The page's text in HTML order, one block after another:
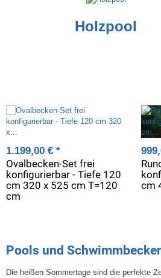
Holzpool
Ovalbecken-Set frei
konfigurierbar - Tiefe 120
cm 320 x 525 cm T=120
cm
1.199,00 € *
cm
Pools und
Die heißen Sommertage sind die perfekte